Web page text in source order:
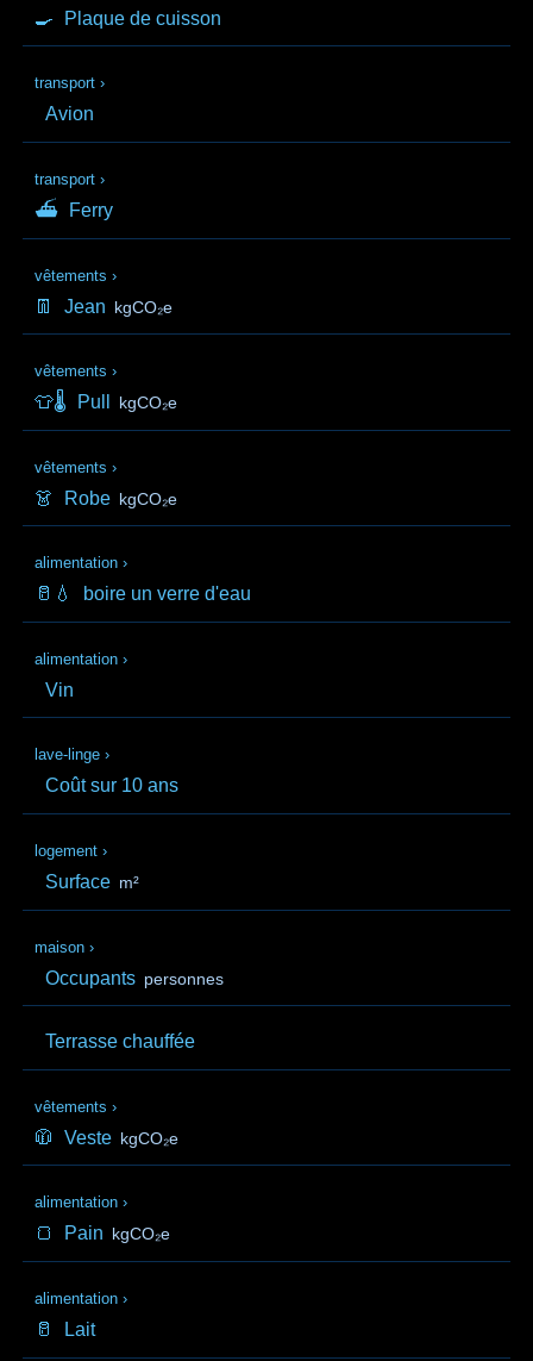
🍳 Plaque de cuisson
transport ›
Avion
transport ›
⛴ Ferry
vêtements ›
👖 Jean kgCO₂e
vêtements ›
👕🌡️ Pull kgCO₂e
vêtements ›
👗 Robe kgCO₂e
alimentation ›
🥛💧 boire un verre d'eau
alimentation ›
Vin
lave-linge ›
Coût sur 10 ans
logement ›
Surface m²
maison ›
Occupants personnes
Terrasse chauffée
vêtements ›
🧥 Veste kgCO₂e
alimentation ›
🍞 Pain kgCO₂e
alimentation ›
🥛 Lait